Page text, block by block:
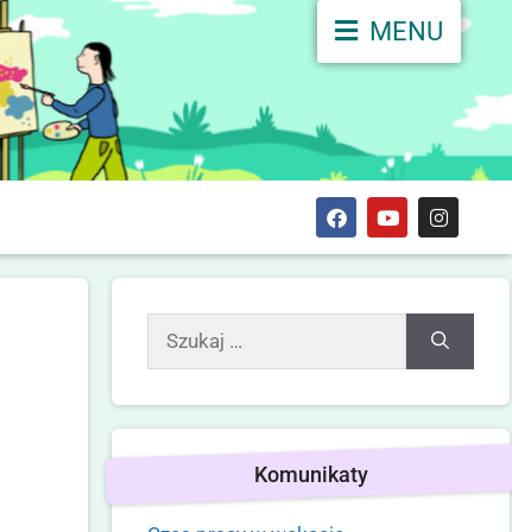
MENU
Komunikaty